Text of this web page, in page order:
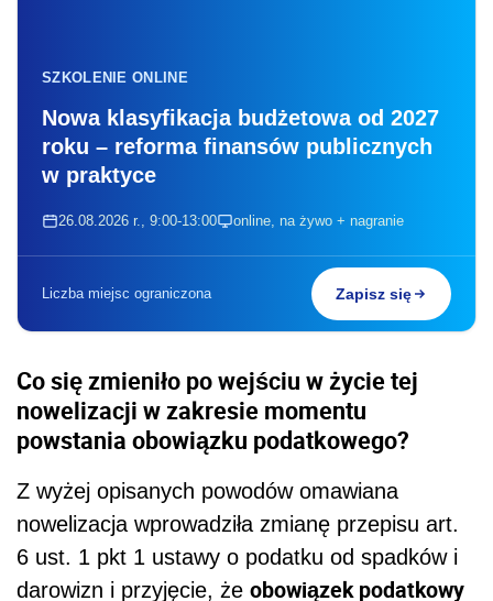
SZKOLENIE ONLINE
Nowa klasyfikacja budżetowa od 2027
roku – reforma finansów publicznych
w praktyce
26.08.2026 r., 9:00-13:00 online, na żywo + nagranie
Liczba miejsc ograniczona Zapisz się
Co się zmieniło po wejściu w życie tej
nowelizacji w zakresie momentu
powstania obowiązku podatkowego?
Z wyżej opisanych powodów omawiana
nowelizacja wprowadziła zmianę przepisu art.
6 ust. 1 pkt 1 ustawy o podatku od spadków i
darowizn i przyjęcie, że obowiązek podatkowy